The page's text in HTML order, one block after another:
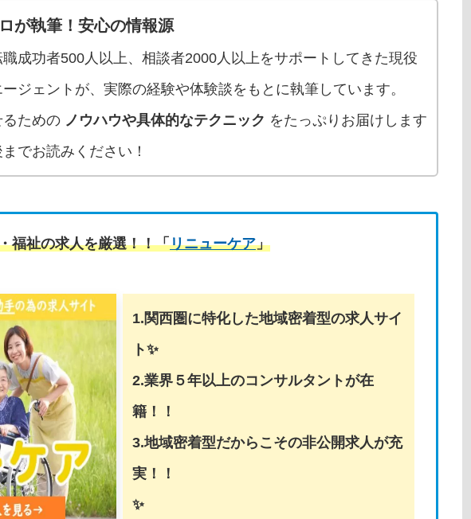
が執筆！安心の情報源
成功者500人以上、相談者2000人以上をサポートしてきた現役
ジェントが、実際の経験や体験談をもとに執筆しています。
ための ノウハウや具体的なテクニック をたっぷりお届けします
でお読みください！
福祉の求人を厳選！！「リニューケア」
1.関西圏に特化した地域密着型の求人サイ
ト✨
2.業界５年以上のコンサルタントが在
籍！！
3.地域密着型だからこその非公開求人が充
実！！
✨